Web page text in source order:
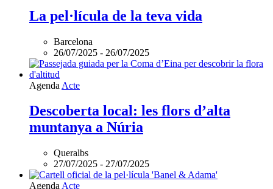
La pel·lícula de la teva vida
Barcelona
26/07/2025 - 26/07/2025
Agenda Acte
Descoberta local: les flors d’alta
muntanya a Núria
Queralbs
27/07/2025 - 27/07/2025
Agenda Acte